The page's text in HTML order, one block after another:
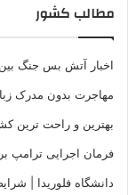
مطالب کشور
اخبار آتش بس جنگ بین
مهاجرت بدون مدرک
بهترین و راحت ترین
فرمان اجرایی ترامپ
دانشگاه فلوریدا |